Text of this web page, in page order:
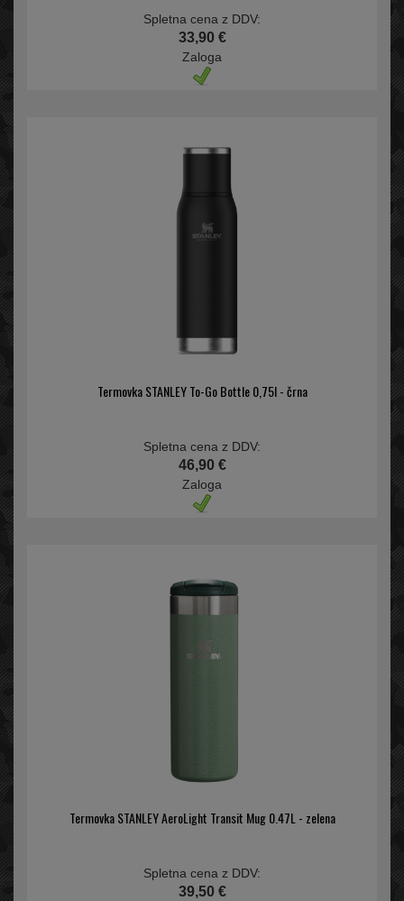
Spletna cena z DDV:
33,90 €
Zaloga
Termovka STANLEY To-Go Bottle 0,75l - črna
Spletna cena z DDV:
46,90 €
Zaloga
Termovka STANLEY AeroLight Transit Mug 0.47L - zelena
Spletna cena z DDV:
39,50 €